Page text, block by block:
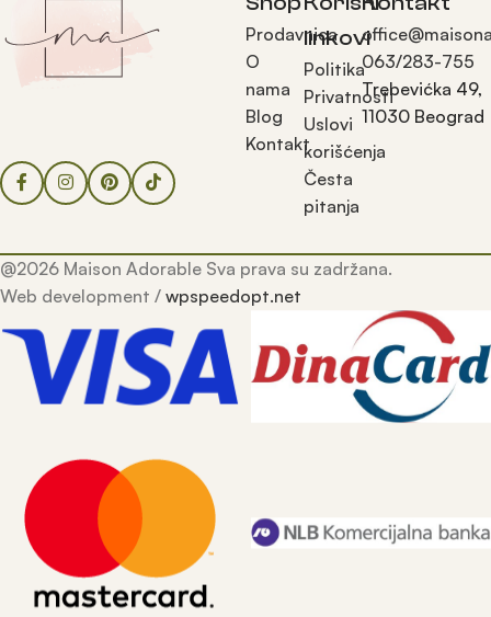
Prodavnica
O
nama
Blog
Kontakt
linkovi
Politika
Privatnosti
Uslovi
korišćenja
Česta
pitanja
063/283-755
Trebevićka 49,
11030 Beograd
@2026 Maison Adorable Sva prava su zadržana.
Web development / wpspeedopt.net